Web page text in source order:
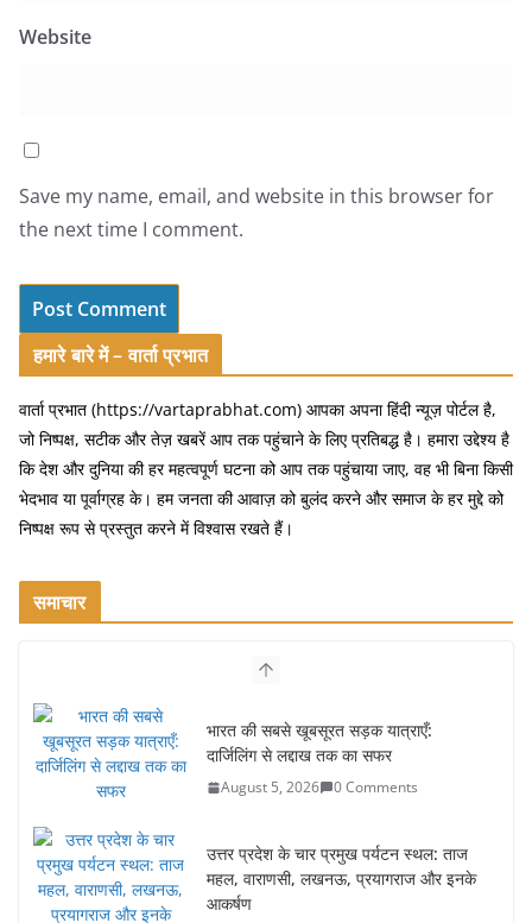
Website
Save my name, email, and website in this browser for
the next time I comment.
हमारे बारे में – वार्ता प्रभात
वार्ता प्रभात (https://vartaprabhat.com) आपका अपना हिंदी न्यूज़ पोर्टल है,
जो निष्पक्ष, सटीक और तेज़ खबरें आप तक पहुंचाने के लिए प्रतिबद्ध है। हमारा उद्देश्य है
कि देश और दुनिया की हर महत्वपूर्ण घटना को आप तक पहुंचाया जाए, वह भी बिना किसी
भेदभाव या पूर्वाग्रह के। हम जनता की आवाज़ को बुलंद करने और समाज के हर मुद्दे को
निष्पक्ष रूप से प्रस्तुत करने में विश्वास रखते हैं।
समाचार
भारत की सबसे खूबसूरत सड़क यात्राएँ:
दार्जिलिंग से लद्दाख तक का सफर
August 5, 2026 0 Comments
उत्तर प्रदेश के चार प्रमुख पर्यटन स्थल: ताज
महल, वाराणसी, लखनऊ, प्रयागराज और इनके
आकर्षण